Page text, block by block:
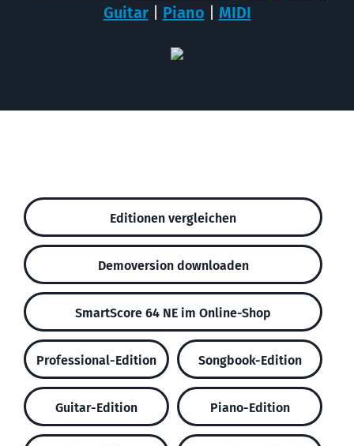
Guitar| Piano MIDI
Editionen vergleichen
Demoversion downloaden
SmartScore 64 NE im Online-Shop
Professional-Edition Songbook-Edition
Guitar-Edition Piano-Edition